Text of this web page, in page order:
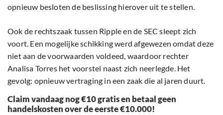
opnieuw besloten de beslissing hierover uit te stellen.
Ook de rechtszaak tussen Ripple en de SEC sleept zich
voort. Een mogelijke schikking werd afgewezen omdat deze
niet aan de voorwaarden voldeed, waardoor rechter
Analisa Torres het voorstel naast zich neerlegde. Het
gevolg: opnieuw vertraging in een zaak die al jaren duurt.
Claim vandaag nog €10 gratis en betaal geen
handelskosten over de eerste €10.000!